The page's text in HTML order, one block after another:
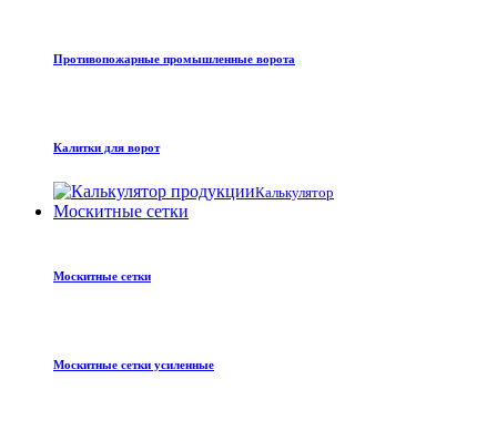
Противопожарные промышленные ворота
Калитки для ворот
Калькулятор
Москитные сетки
Москитные сетки
Москитные сетки усиленные